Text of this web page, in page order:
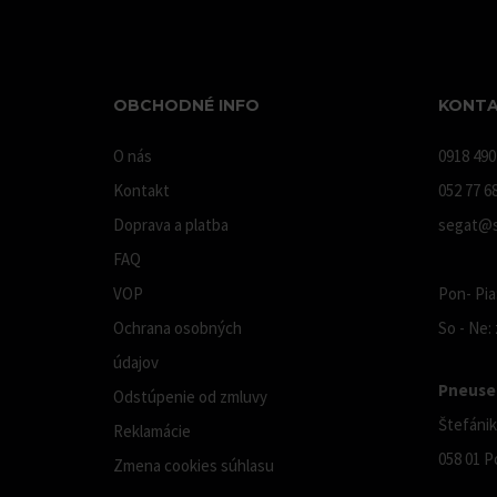
OBCHODNÉ INFO
O nás
Kontakt
Doprava a platba
FAQ
VOP
Ochrana osobných
údajov
Odstúpenie od zmluvy
Reklamácie
Zmena cookies súhlasu
0918
052 77
Pon-
So -
058 01